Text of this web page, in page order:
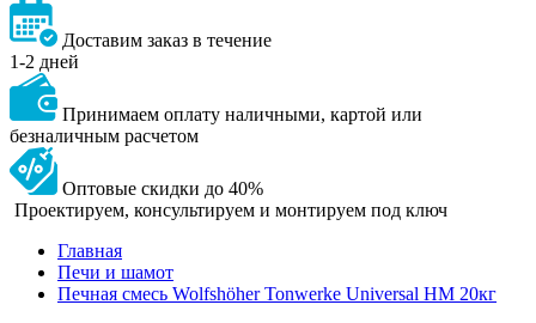
Доставим заказ в течение
1-2 дней
Принимаем оплату наличными, картой или
безналичным расчетом
Оптовые скидки до 40%
Проектируем, консультируем и монтируем под ключ
Главная
Печи и шамот
Печная смесь Wolfshöher Tonwerke Universal HM 20кг